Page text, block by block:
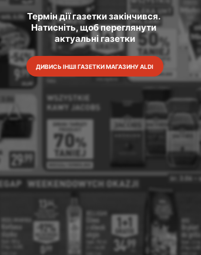
Термін дії газетки закінчився.
Натисніть, щоб переглянути
актуальні газетки
ДИВИСЬ ІНШІ ГАЗЕТКИ МАГАЗИНУ ALDI